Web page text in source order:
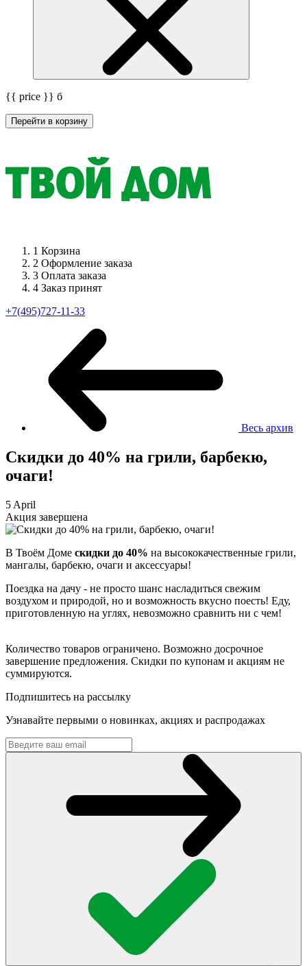
{{ price }} б
Перейти в корзину
1 Корзина
2 Оформление заказа
3 Оплата заказа
4 Заказ принят
+7(495)727-11-33
Весь архив
Скидки до 40% на грили, барбекю,
очаги!
5 April
Акция завершена
В Твоём Доме скидки до 40% на высококачественные грили,
мангалы, барбекю, очаги и аксессуары!
Поездка на дачу - не просто шанс насладиться свежим
воздухом и природой, но и возможность вкусно поесть! Еду,
приготовленную на углях, невозможно сравнить ни с чем!
Количество товаров ограничено. Возможно досрочное
завершение предложения. Скидки по купонам и акциям не
суммируются.
Подпишитесь на рассылку
Узнавайте первыми о новинках, акциях и распродажах